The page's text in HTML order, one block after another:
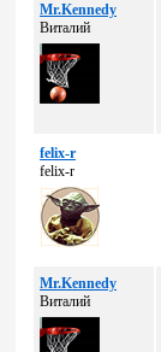
Mr.Kennedy
Виталий
felix-r
felix-r
Mr.Kennedy
Виталий